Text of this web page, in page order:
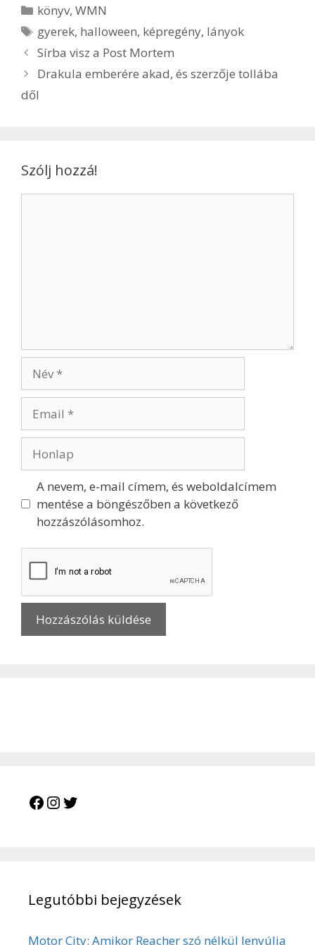
könyv,WMN
gyerek, halloween, képregény, lányok
Sírba visz a Post Mortem
Drakula emberére akad, és szerzője tollába
dől
Szólj hozzá!
A nevem, e-mail címem, és weboldalcímem
mentése a böngészőben a következő
hozzászólásomhoz.
Legutóbbi bejegyzések
Motor City: Amikor Reacher szó nélkül lenyúlja